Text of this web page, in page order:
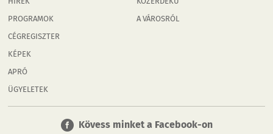
PROGRAMOK
CÉGREGISZTER
KÉPEK
APRÓ
ÜGYELETEK
A VÁROSRÓL
Kövess minket a Facebook-on